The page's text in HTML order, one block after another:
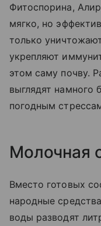
Фитоспорина,
мягко, но
только
укрепляют
этом саму почву.
выглядят намного
погодным
Молочная
Вместо готовых
народные
воды разводят